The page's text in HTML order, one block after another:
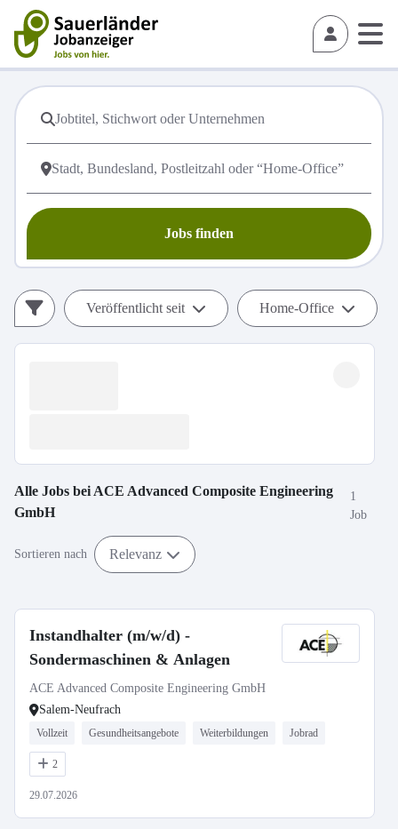
Jobs finden
Veröffentlicht seit Home-Office
Alle Jobs bei ACE Advanced Composite Engineering
GmbH
1
Job
Sortieren nach Relevanz
Instandhalter (m/w/d) -
Sondermaschinen & Anlagen
ACE Advanced Composite Engineering GmbH
Salem-Neufrach
Vollzeit Gesundheitsangebote Weiterbildungen Jobrad
2
29.07.2026